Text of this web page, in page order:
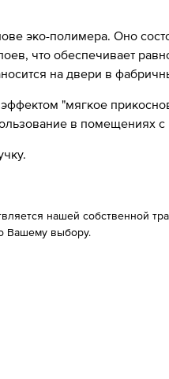
эко-полимера. Оно
что обеспечивает
на двери в
"мягкое
в
нашей собственной
Вашему выбору.